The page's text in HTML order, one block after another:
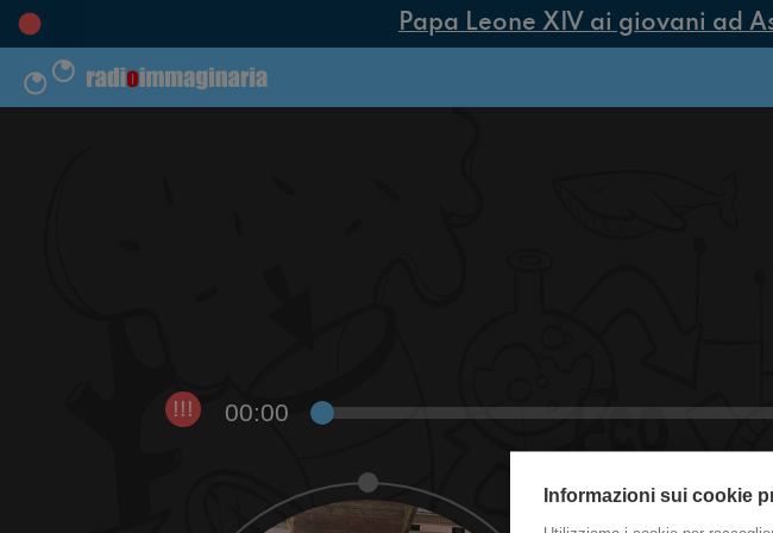
Papa Leone XIV ai giovani ad
!!! 00:00
Informazioni sui cookie